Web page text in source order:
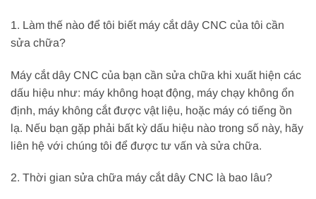
1. Làm thế nào để tôi biết máy cắt dây CNC của tôi cần
sửa chữa?
Máy cắt dây CNC của bạn cần sửa chữa khi xuất hiện các
dấu hiệu như: máy không hoạt động, máy chạy không ổn
định, máy không cắt được vật liệu, hoặc máy có tiếng ồn
lạ. Nếu bạn gặp phải bất kỳ dấu hiệu nào trong số này, hãy
liên hệ với chúng tôi để được tư vấn và sửa chữa.
2. Thời gian sửa chữa máy cắt dây CNC là bao lâu?